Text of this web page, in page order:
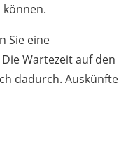
Sie eine
Wartezeit auf den
dadurch. Auskünfte